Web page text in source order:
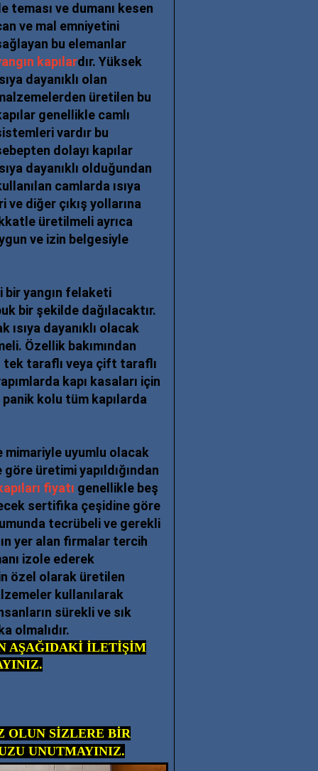
teması ve dumanı kesen
ve mal emniyetini
bu elemanlar
kapılardır. Yüksek
dayanıklı olan
üretilen bu
genellikle camlı
vardır bu
dolayı kapılar
dayanıklı olduğundan
camlarda ısıya
ve diğer çıkış yollarına
üretilmeli ayrıca
ve izin belgesiyle
bir yangın felaketi
bir şekilde dağılacaktır.
dayanıklı olacak
Özellik bakımından
tek taraflı veya çift taraflı
kapı kasaları için
kolu tüm kapılarda
mimariyle uyumlu olacak
üretimi yapıldığından
fiyatı genellikle beş
sertifika çeşidine göre
tecrübeli ve gerekli
yer alan firmalar tercih
izole ederek
özel olarak üretilen
kullanılarak
sürekli ve sık
olmalıdır.
AŞAĞIDAKİ İLETİŞİM
OLUN SİZLERE BİR
UNUTMAYINIZ.